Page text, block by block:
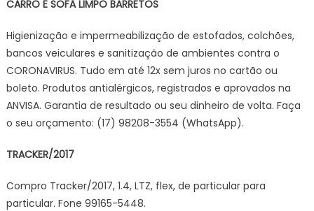
CARRO E SOFÁ LIMPO BARRETOS
Higienização e impermeabilização de estofados, colchões,
bancos veiculares e sanitização de ambientes contra o
CORONAVIRUS. Tudo em até 12x sem juros no cartão ou
boleto. Produtos antialérgicos, registrados e aprovados na
ANVISA. Garantia de resultado ou seu dinheiro de volta. Faça
o seu orçamento: (17) 98208-3554 (WhatsApp).
TRACKER/2017
Compro Tracker/2017, 1.4, LTZ, flex, de particular para
particular. Fone 99165-5448.